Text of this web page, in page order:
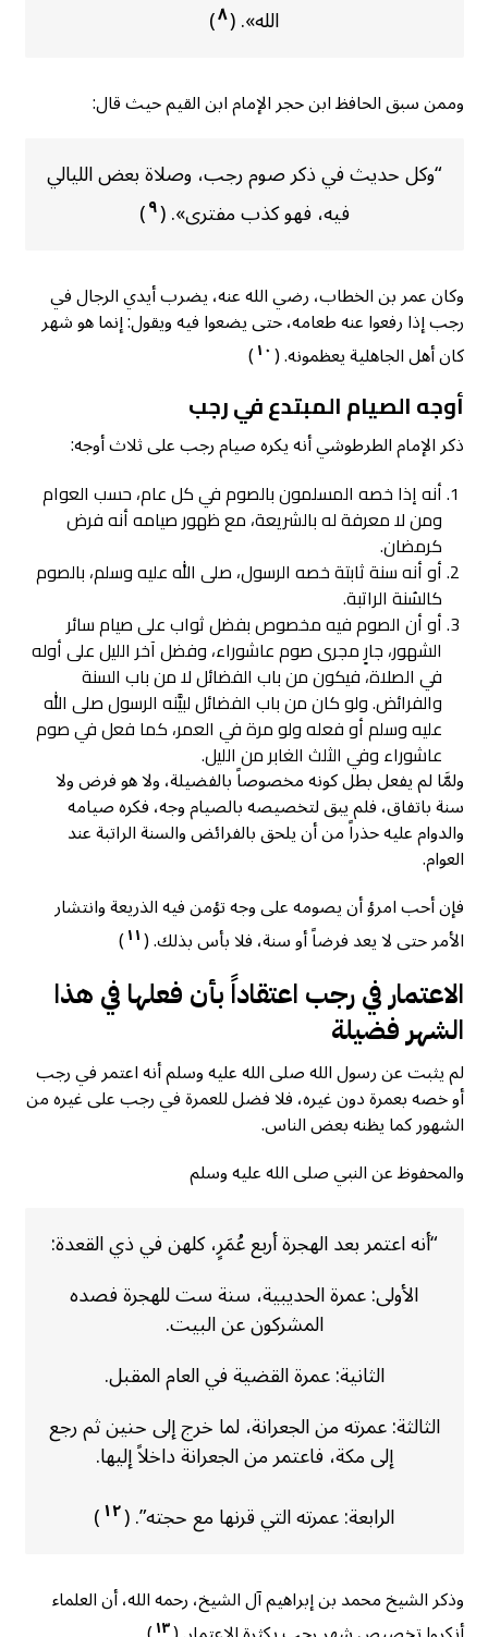
الله». (٨)
وممن سبق الحافظ ابن حجر الإمام ابن القيم حيث قال:
“وكل حديث في ذكر صوم رجب، وصلاة بعض الليالي
فيه، فهو كذب مفترى». (٩)
وكان عمر بن الخطاب، رضي الله عنه، يضرب أيدي الرجال في
رجب إذا رفعوا عنه طعامه، حتى يضعوا فيه ويقول: إنما هو شهر
كان أهل الجاهلية يعظمونه. (١٠)
أوجه الصيام المبتدع في رجب
ذكر الإمام الطرطوشي أنه يكره صيام رجب على ثلاث أوجه:
أنه إذا خصه المسلمون بالصوم في كل عام، حسب العوام
ومن لا معرفة له بالشريعة، مع ظهور صيامه أنه فرض
كرمضان.
أو أنه سنة ثابتة خصه الرسول، صلى الله عليه وسلم، بالصوم
كالسُنة الراتبة.
أو أن الصوم فيه مخصوص بفضل ثواب على صيام سائر
الشهور، جارٍ مجرى صوم عاشوراء، وفضل آخر الليل على أوله
في الصلاة، فيكون من باب الفضائل لا من باب السنة
والفرائض. ولو كان من باب الفضائل لبيَّنه الرسول صلى الله
عليه وسلم أو فعله ولو مرة في العمر، كما فعل في صوم
عاشوراء وفي الثلث الغابر من الليل.
ولمَّا لم يفعل بطل كونه مخصوصاً بالفضيلة، ولا هو فرض ولا
سنة باتفاق، فلم يبق لتخصيصه بالصيام وجه، فكره صيامه
والدوام عليه حذراً من أن يلحق بالفرائض والسنة الراتبة عند
العوام.
فإن أحب امرؤ أن يصومه على وجه تؤمن فيه الذريعة وانتشار
الأمر حتى لا يعد فرضاً أو سنة، فلا بأس بذلك. (١١)
الاعتمار في رجب اعتقاداً بأن فعلها في هذا
الشهر فضيلة
لم يثبت عن رسول الله صلى الله عليه وسلم أنه اعتمر في رجب
أو خصه بعمرة دون غيره، فلا فضل للعمرة في رجب على غيره من
الشهور كما يظنه بعض الناس.
والمحفوظ عن النبي صلى الله عليه وسلم
“أنه اعتمر بعد الهجرة أربع عُمَرٍ، كلهن في ذي القعدة:
الأولى: عمرة الحديبية، سنة ست للهجرة فصده
المشركون عن البيت.
الثانية: عمرة القضية في العام المقبل.
الثالثة: عمرته من الجعرانة، لما خرج إلى حنين ثم رجع
إلى مكة، فاعتمر من الجعرانة داخلاً إليها.
الرابعة: عمرته التي قرنها مع حجته”. (١٢)
وذكر الشيخ محمد بن إبراهيم آل الشيخ، رحمه الله، أن العلماء
١٣